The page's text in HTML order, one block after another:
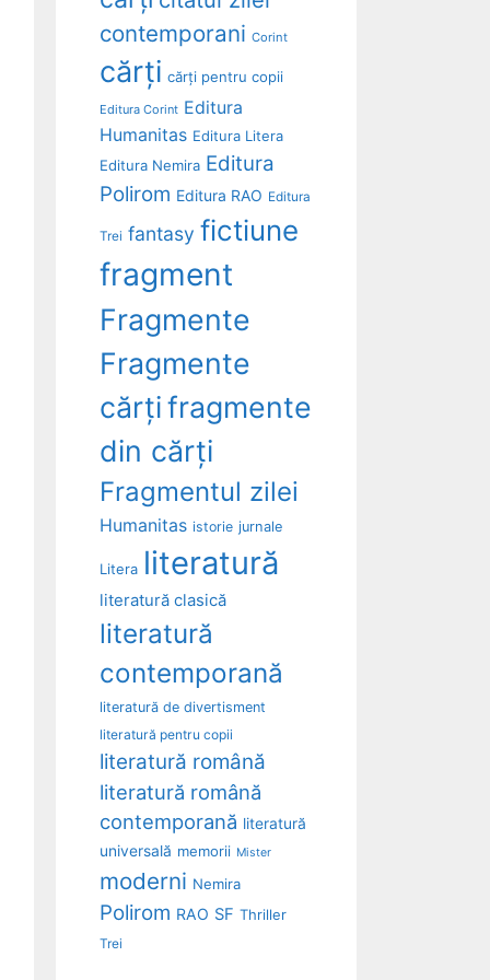
contemporani Corint
cărți cărți pentru copii
Editura Corint Editura
Humanitas Editura Litera
Editura Nemira Editura
Polirom Editura RAO Editura
Trei fantasy fictiune
fragment
Fragmente
Fragmente
cărțifragmente
din cărți
Fragmentul zilei
Humanitas istorie jurnale
Litera literatură
literatură clasică
literatură
contemporană
literatură de divertisment
literatură pentru copii
literatură română
literatură română
contemporană literatură
universală memorii Mister
moderni Nemira
Polirom RAO SF Thriller
Trei